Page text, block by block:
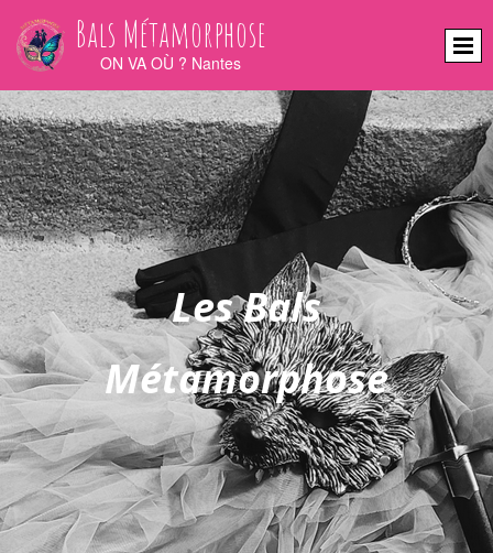
Bals Métamorphose
ON VA OÙ ? Nantes
Les Bals
Métamorphose